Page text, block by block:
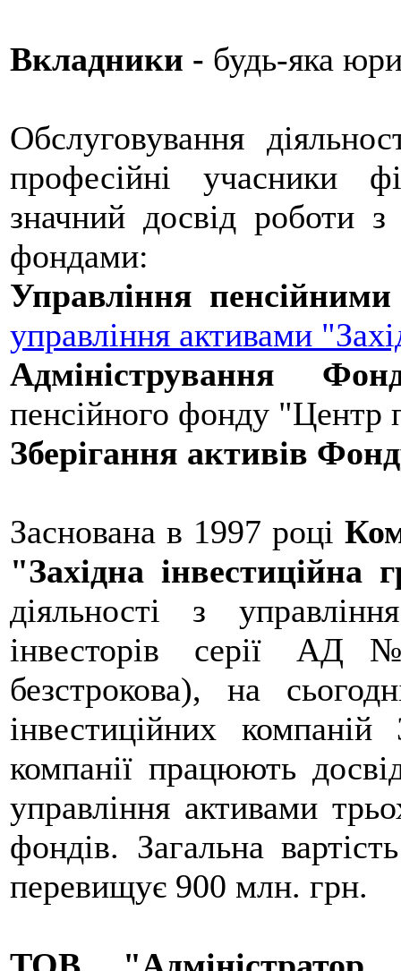
Вкладники - будь-яка
Обслуговування
професійні учасники
значний досвід роботи
фондами:
Управління
управління активами
Адміністрування
пенсійного фонду "Центр
Зберігання активів
Заснована в 1997 році
"Західна інвестиційна
діяльності з
інвесторів серії
безстрокова), на
інвестиційних
компанії працюють
управління активами
фондів. Загальна
перевищує 900 млн. грн.